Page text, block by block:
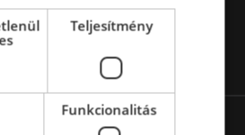
Teljesítmény
Funkcionalitás